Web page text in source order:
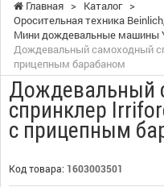
Главная > Каталог >
Оросительная техника
Мини дождевальные машины
Дождевальный самоходный
прицепным барабаном
Дождевальный
спринклер
с прицепным
Код товара: 1603003501